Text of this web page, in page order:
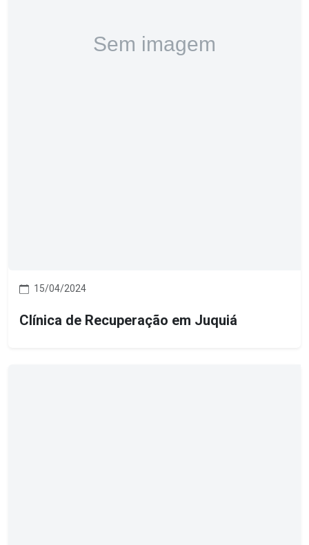
15/04/2024
Clínica de Recuperação em Juquiá